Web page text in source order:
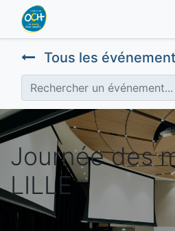
Tous les
Journée des
LILLE